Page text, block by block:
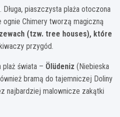
piaszczysta plaża otoczona
Chimery tworzą magiczną
(tzw. tree houses), które
przygód.
świata – Ölüdeniz (Niebieska
bramą do tajemniczej Doliny
najbardziej malownicze zakątki